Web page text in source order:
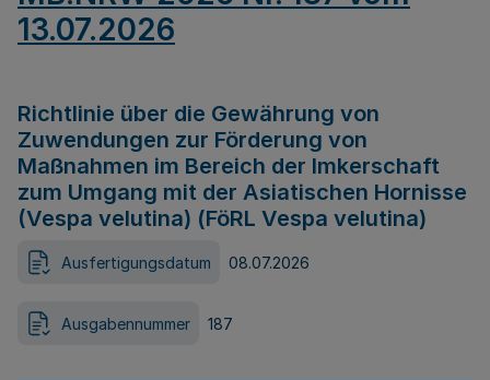
13.07.2026
Richtlinie über die Gewährung von
Zuwendungen zur Förderung von
Maßnahmen im Bereich der Imkerschaft
zum Umgang mit der Asiatischen Hornisse
(Vespa velutina) (FöRL Vespa velutina)
Ausfertigungsdatum 08.07.2026
Ausgabennummer 187